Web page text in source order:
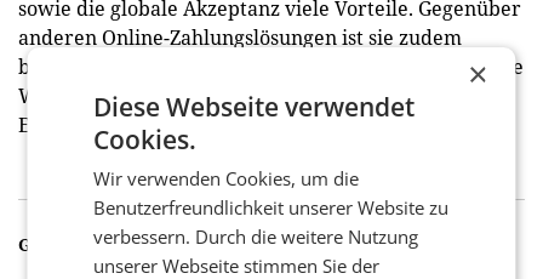
sowie die globale Akzeptanz viele Vorteile. Gegenüber
anderen Online-Zahlungslösungen ist sie zudem
bankenfreundlich und somit wichtig für die heimische
Wertschöpfung“, so das Resümee des Payment-
Experten. (red)
GALERIE
×
Diese Webseite verwendet
Cookies.
Wir verwenden Cookies, um die
Benutzerfreundlichkeit unserer Website zu
verbessern. Durch die weitere Nutzung
unserer Webseite stimmen Sie der